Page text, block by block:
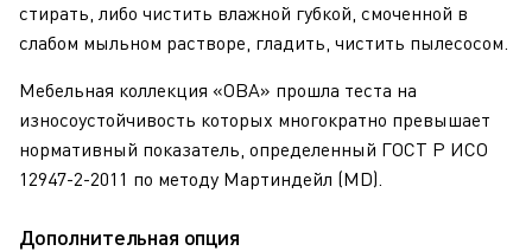
стирать, либо чистить влажной губкой, смоченной в
слабом мыльном растворе, гладить, чистить пылесосом.
Мебельная коллекция «ОВА» прошла теста на
износоустойчивость которых многократно превышает
нормативный показатель, определенный ГОСТ Р ИСО
12947-2-2011 по методу Мартиндейл (MD).
Дополнительная опция